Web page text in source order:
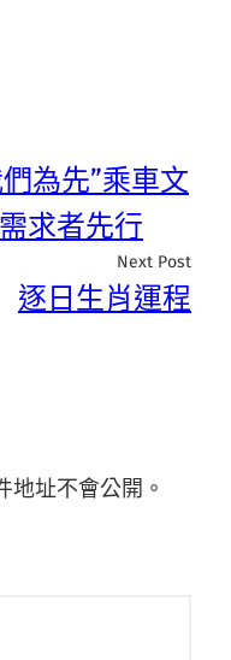
為先”乘車文
求者先行
Next Post
逐日生肖運程
地址不會公開。